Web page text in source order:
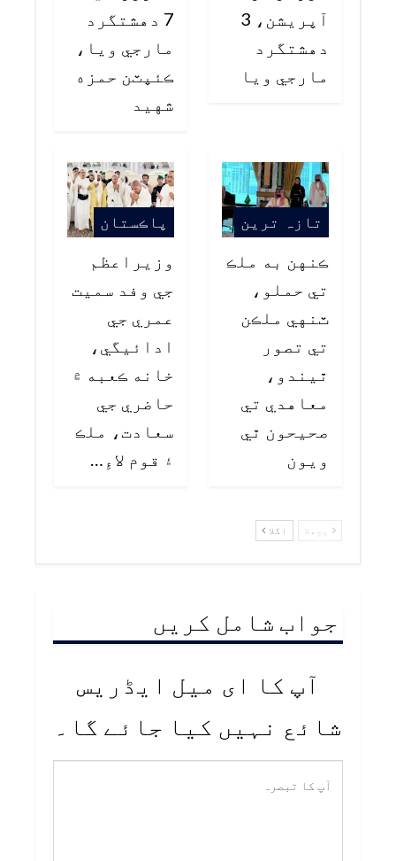
آپريشن، 3
دهشتگرد
مارجي ويا
7 دهشتگرد
مارجي ويا،
ڪئپٽن حمزه
شهيد
تازہ ترین
ڪنهن به ملڪ
تي حملو،
ٽنهي ملڪن
تي تصور
ٿيندو،
معاهدي تي
صحيحون ٿي
ويون
پاڪستان
وزيراعظم
جي وفد سميت
عمري جي
ادائيگي،
خانه ڪعبه ۾
حاضري جي
سعادت، ملڪ
۽ قوم لاءِ…
پچھلا اگلا
جواب شامل کریں
آپ کا ای میل ایڈریس
شائع نہیں کیا جائے گا۔